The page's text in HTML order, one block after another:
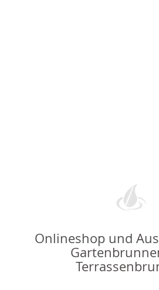
Onlineshop und